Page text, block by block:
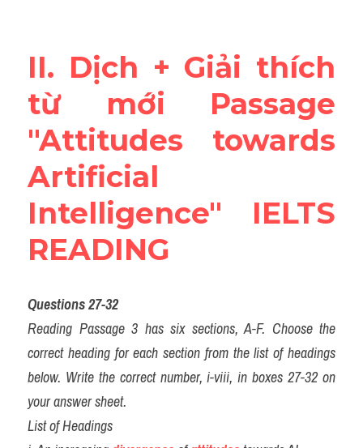
II. Dịch + Giải thích
từ mới Passage
"Attitudes towards
Artificial
Intelligence" IELTS
READING
Questions 27-32
Reading Passage 3 has six sections, A-F. Choose the
correct heading for each section from the list of headings
below. Write the correct number, i-viii, in boxes 27-32 on
your answer sheet.
List of Headings